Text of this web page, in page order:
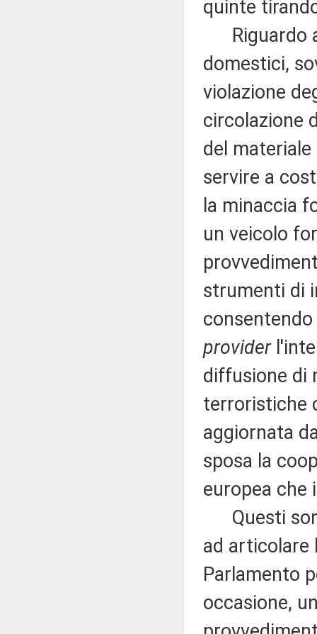
quinte
Riguardo
domestici,
violazione
circolazione
del
servire a
la minaccia
un veicolo
strumenti di
provider
diffusione di
terroristiche
aggiornata
sposa la
europea che
Questi
ad articolare
Parlamento
occasione,